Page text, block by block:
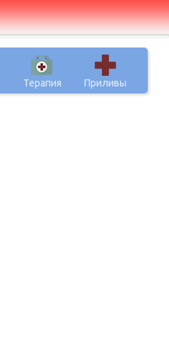
Терапия Приливы